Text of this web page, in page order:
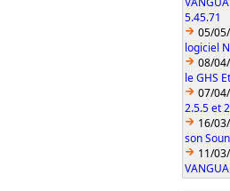
5.45.71
05/
logiciel
08/
le GHS
07/
2.5.5 et
16/
son
11/